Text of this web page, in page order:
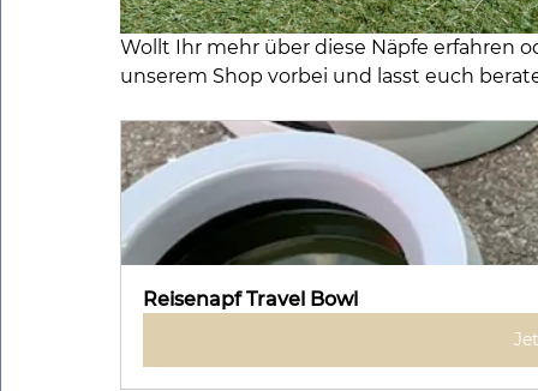
Wollt Ihr mehr über diese Näpfe erfahren
unserem Shop vorbei und lasst euch
Reisenapf Travel Bowl